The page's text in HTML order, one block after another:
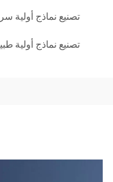
تصنيع نماذج أولية
تصنيع نماذج أولية